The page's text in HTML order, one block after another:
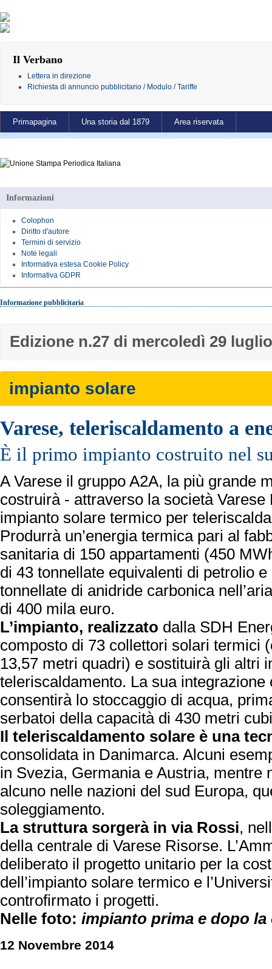
Il Verbano
Lettera in direzione
Richiesta di annuncio pubblicitario / Modulo / Tariffe
Primapagina Una storia dal 1879 Area riservata
Informazioni
Colophon
Diritto d'autore
Termini di servizio
Note legali
Informativa estesa Cookie Policy
Informativa GDPR
Informazione pubblicitaria
Edizione n.27 di mercoledì 29
impianto solare
Varese, teleriscaldamento a
È il primo impianto costruito nel
A Varese il gruppo A2A, la più grande
costruirà - attraverso la società
impianto solare termico per
Produrrà un’energia termica pari al
sanitaria di 150 appartamenti (450
di 43 tonnellate equivalenti di petrolio e
tonnellate di anidride carbonica
di 400 mila euro.
L’impianto, realizzato dalla SDH
composto di 73 collettori solari termici
13,57 metri quadri) e sostituirà gli altri
teleriscaldamento. La sua integrazione
consentirà lo stoccaggio di acqua,
serbatoi della capacità di 430 metri
Il teleriscaldamento solare è una
consolidata in Danimarca. Alcuni
in Svezia, Germania e Austria, mentre
alcuno nelle nazioni del sud Europa,
soleggiamento.
La struttura sorgerà in via Rossi,
della centrale di Varese Risorse.
deliberato il progetto unitario per la
dell’impianto solare termico e
controfirmato i progetti.
Nelle foto: impianto prima e dopo
12 Novembre 2014